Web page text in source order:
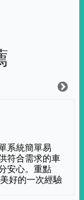
系統簡單易
符合需求的車
安心。重點
好的一次經驗